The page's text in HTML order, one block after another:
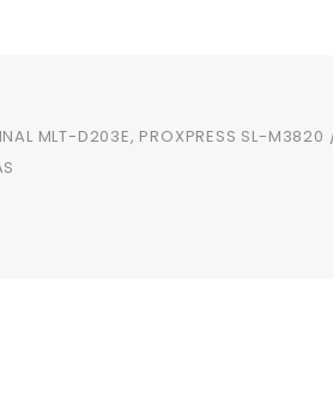
MLT-D203E, PROXPRESS SL-